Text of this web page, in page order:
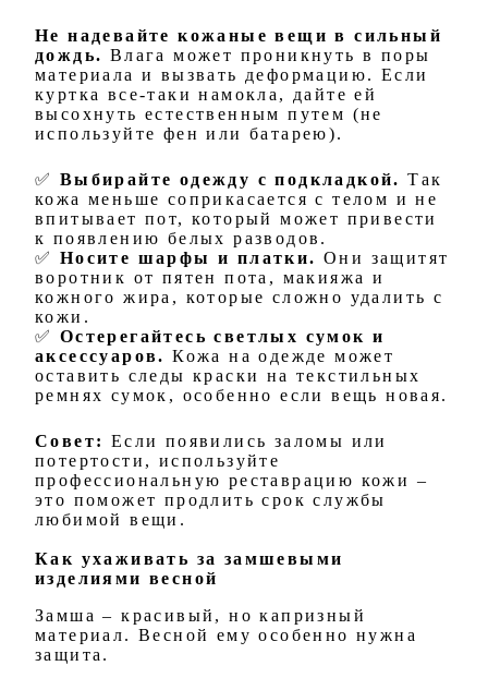
Не надевайте кожаные вещи в сильный
дождь. Влага может проникнуть в поры
материала и вызвать деформацию. Если
куртка все-таки намокла, дайте ей
высохнуть естественным путем (не
используйте фен или батарею).
✅ Выбирайте одежду с подкладкой. Так
кожа меньше соприкасается с телом и не
впитывает пот, который может привести
к появлению белых разводов.
✅ Носите шарфы и платки. Они защитят
воротник от пятен пота, макияжа и
кожного жира, которые сложно удалить с
кожи.
✅ Остерегайтесь светлых сумок и
аксессуаров. Кожа на одежде может
оставить следы краски на текстильных
ремнях сумок, особенно если вещь новая.
Совет: Если появились заломы или
потертости, используйте
профессиональную реставрацию кожи –
это поможет продлить срок службы
любимой вещи.
Как ухаживать за замшевыми
изделиями весной
Замша – красивый, но капризный
материал. Весной ему особенно нужна
защита.